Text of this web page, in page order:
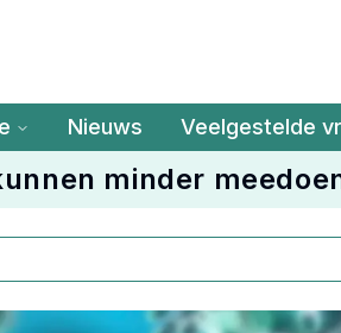
Nieuws Veelgestelde
minder